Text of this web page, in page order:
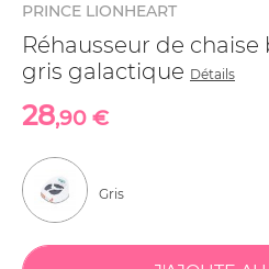
PRINCE LIONHEART
Réhausseur de
gris galactique Détails
28,90 €
Gris